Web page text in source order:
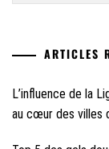
ARTICLES
L’influence de la
au cœur des villes